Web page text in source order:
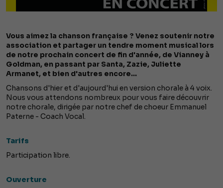
Vous aimez la chanson française ? Venez soutenir notre
association et partager un tendre moment musical lors
de notre prochain concert de fin d'année, de Vianney à
Goldman, en passant par Santa, Zazie, Juliette
Armanet, et bien d'autres encore...
Chansons d'hier et d'aujourd'hui en version chorale à 4 voix.
Nous vous attendons nombreux pour vous faire découvrir
notre chorale, dirigée par notre chef de choeur Emmanuel
Paterne - Coach Vocal.
Tarifs
Participation libre.
Ouverture